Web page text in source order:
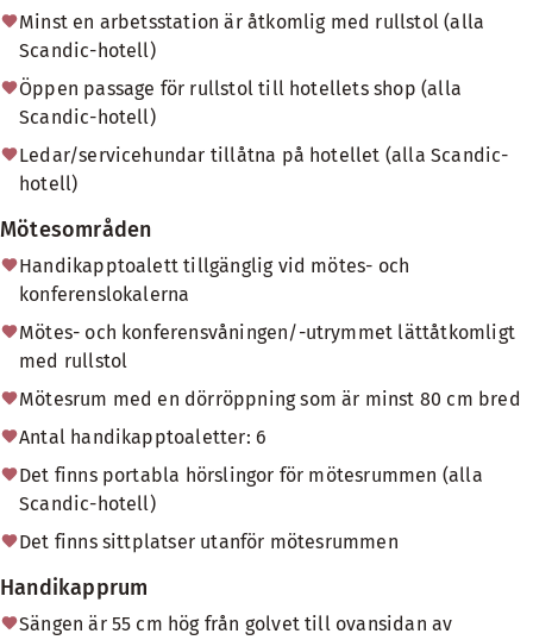
Minst en arbetsstation är åtkomlig med rullstol (alla
Scandic-hotell)
Öppen passage för rullstol till hotellets shop (alla
Scandic-hotell)
Ledar/servicehundar tillåtna på hotellet (alla Scandic-
hotell)
Mötesområden
Handikapptoalett tillgänglig vid mötes- och
konferenslokalerna
Mötes- och konferensvåningen/-utrymmet lättåtkomligt
med rullstol
Mötesrum med en dörröppning som är minst 80 cm bred
Antal handikapptoaletter: 6
Det finns portabla hörslingor för mötesrummen (alla
Scandic-hotell)
Det finns sittplatser utanför mötesrummen
Handikapprum
Sängen är 55 cm hög från golvet till ovansidan av